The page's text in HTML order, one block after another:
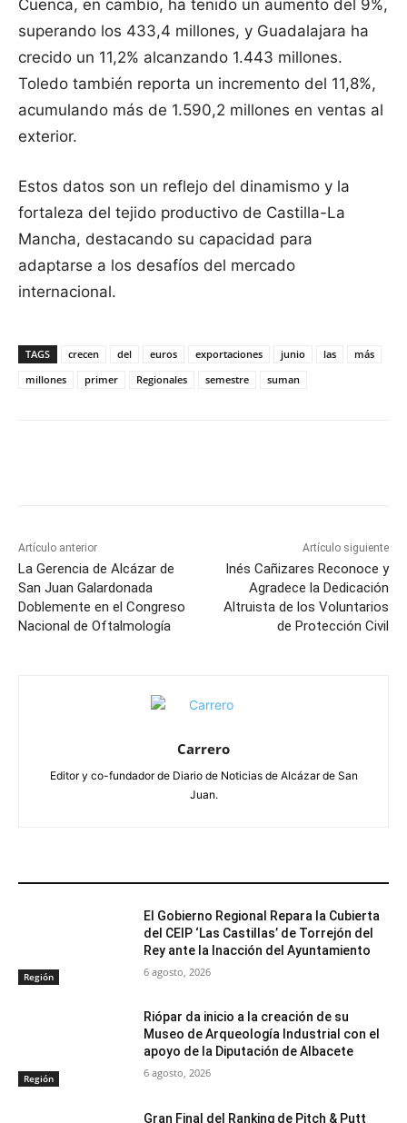
Cuenca, en cambio, ha tenido un aumento del 9%,
superando los 433,4 millones, y Guadalajara ha
crecido un 11,2% alcanzando 1.443 millones.
Toledo también reporta un incremento del 11,8%,
acumulando más de 1.590,2 millones en ventas al
exterior.
Estos datos son un reflejo del dinamismo y la
fortaleza del tejido productivo de Castilla-La
Mancha, destacando su capacidad para
adaptarse a los desafíos del mercado
internacional.
TAGS crecen del euros exportaciones junio las
más
millones
primer Regionales semestre suman
Artículo anterior
La Gerencia de Alcázar de
San Juan Galardonada
Doblemente en el Congreso
Nacional de Oftalmología
Artículo siguiente
Inés Cañizares Reconoce y
Agradece la Dedicación
Altruista de los Voluntarios
de Protección Civil
Carrero
Editor y co-fundador de Diario de Noticias de Alcázar de San
Juan.
Región
El Gobierno Regional Repara la Cubierta
del CEIP ‘Las Castillas’ de Torrejón del
Rey ante la Inacción del Ayuntamiento
6 agosto, 2026
Región
Riópar da inicio a la creación de su
Museo de Arqueología Industrial con el
apoyo de la Diputación de Albacete
6 agosto, 2026
Gran Final del Ranking de Pitch & Putt